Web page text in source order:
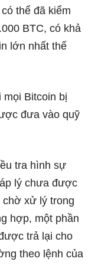
thể đã kiểm
BTC, có khả
lớn nhất thế
mọi Bitcoin bị
đưa vào quỹ
tra hình sự
lý chưa được
chờ xử lý trong
hợp, một phần
trả lại cho
theo lệnh của